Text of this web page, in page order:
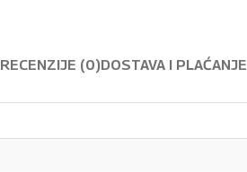
RECENZIJE (0)DOSTAVA I PLAĆANJE